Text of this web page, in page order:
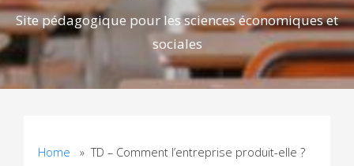
Site pédagogique pour les sciences économiques et
sociales
Home » TD – Comment l’entreprise produit-elle ?